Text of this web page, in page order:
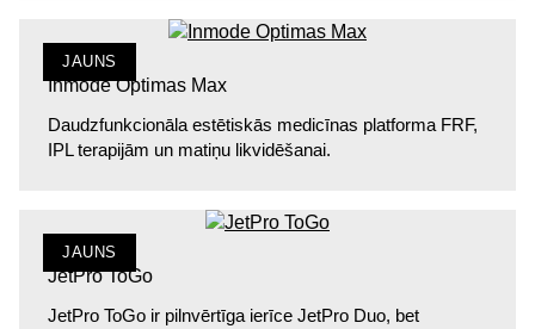
JAUNS
Inmode Optimas Max
Daudzfunkcionāla estētiskās medicīnas platforma FRF,
IPL terapijām un matiņu likvidēšanai.
JAUNS
JetPro ToGo
JetPro ToGo ir pilnvērtīga ierīce JetPro Duo, bet